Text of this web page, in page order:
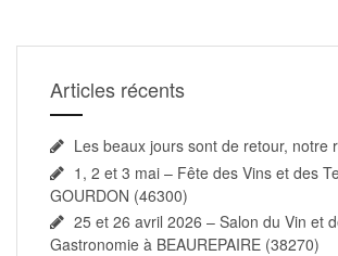
Articles récents
Les beaux jours sont de retour, notre
1, 2 et 3 mai – Fête des Vins et des
GOURDON (46300)
25 et 26 avril 2026 – Salon du Vin et
Gastronomie à BEAUREPAIRE (38270)